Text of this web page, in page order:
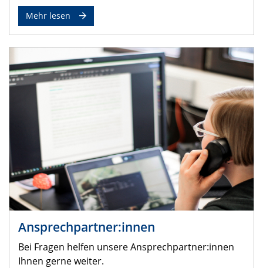
Mehr lesen
Ansprechpartner:innen
Bei Fragen helfen unsere Ansprechpartner:innen
Ihnen gerne weiter.